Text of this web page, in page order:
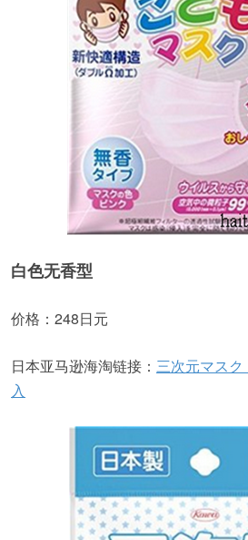
白色无香型
价格：248日元
日本亚马逊海淘链接： 三次元マス
入